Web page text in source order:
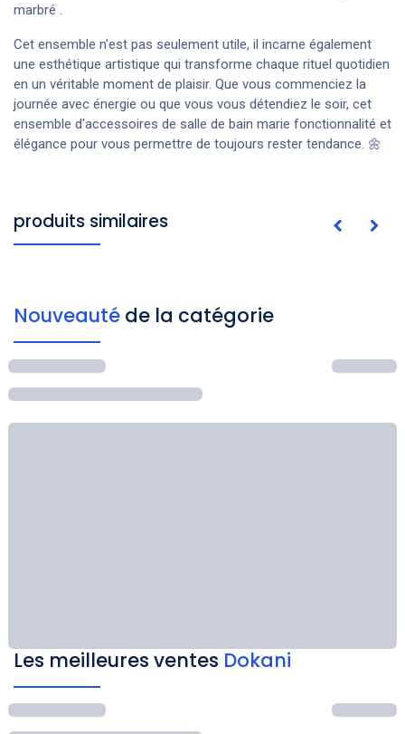
marbré .
Cet ensemble n'est pas seulement utile, il incarne également
une esthétique artistique qui transforme chaque rituel quotidien
en un véritable moment de plaisir. Que vous commenciez la
journée avec énergie ou que vous vous détendiez le soir, cet
ensemble d'accessoires de salle de bain marie fonctionnalité et
élégance pour vous permettre de toujours rester tendance. 🌼
produits similaires
Nouveauté de la catégorie
Les meilleures ventes Dokani